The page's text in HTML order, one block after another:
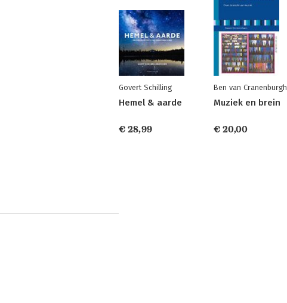
Govert Schilling
Hemel & aarde
€ 28,99
Ben van Cranenburgh
Muziek en brein
€ 20,00